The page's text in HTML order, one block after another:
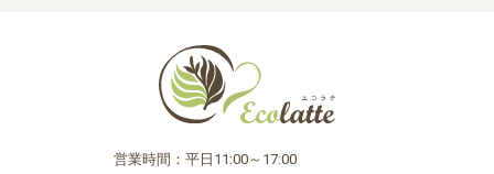
営業時間：平日11:00～17:00